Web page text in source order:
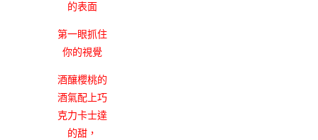
的表面
第一眼抓住
你的視覺
酒釀櫻桃的
酒氣配上巧
克力卡士達
的甜，